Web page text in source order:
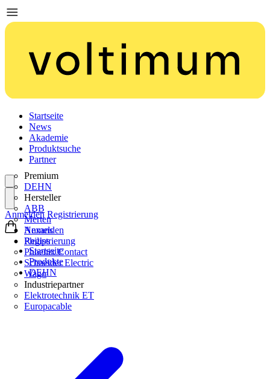
Startseite
News
Akademie
Produktsuche
Partner
Premium
DEHN
Hersteller
ABB
Merten
Nexans
Philips
Phoenix Contact
Schneider Electric
Wago
Industriepartner
Elektrotechnik ET
Europacable
Anmelden
Registrierung
Anmelden Registrierung
Startseite
Produkte
DEHN